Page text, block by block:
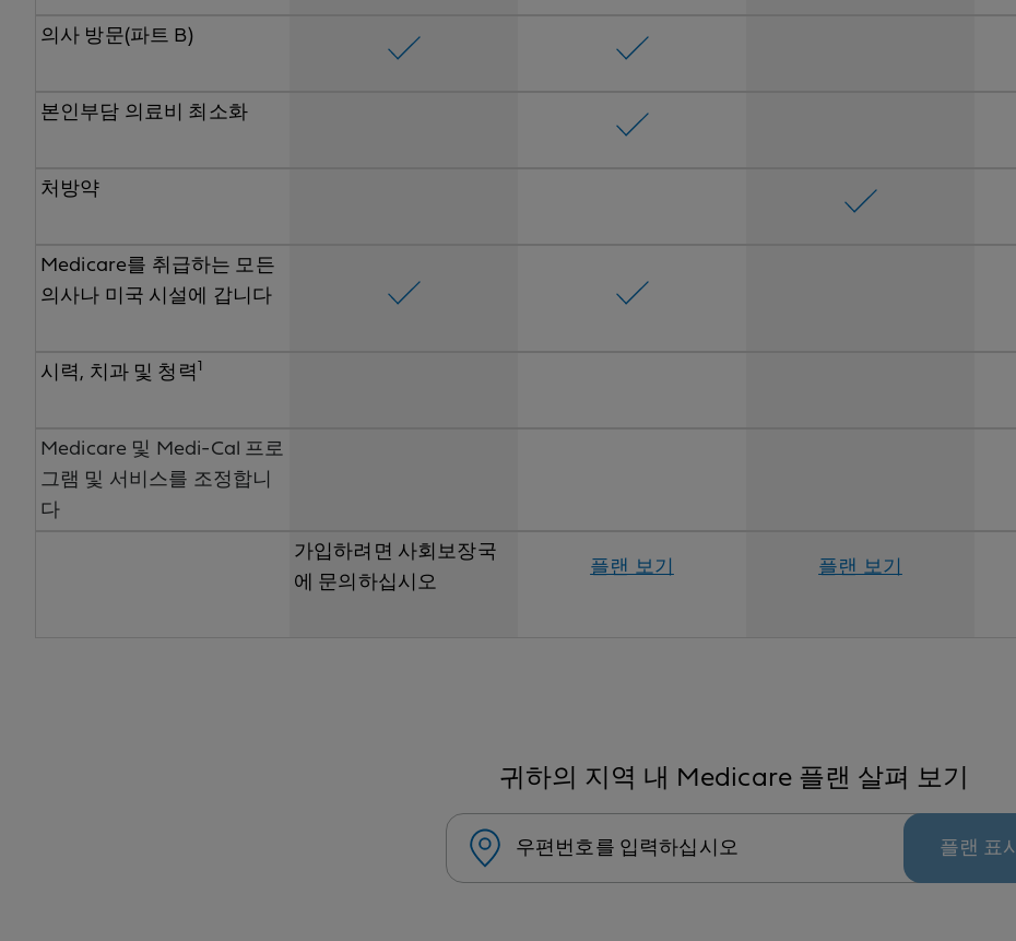
의사 방문(파트 B)
본인부담 의료비 최소화
처방약
Medicare를 취급하는 모든
의사나 미국 시설에 갑니다
시력, 치과 및 청력 1
Medicare 및 Medi-Cal 프로
그램 및 서비스를 조정합니
다
가입하려면 사회보장국
에 문의하십시오
플랜 보기 플랜 보기
귀하의 지역 내 Medicare 플랜 살펴 보기
우편번호를 입력하십시오 플랜 표시